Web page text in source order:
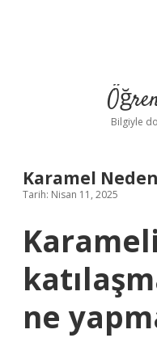
Bilgiyle
Karamel
Tarih: Nisan 11, 2025
ne